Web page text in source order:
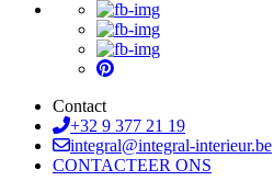
Contact
+32 9 377 21 19
integral@integral-interieur.be
CONTACTEER ONS